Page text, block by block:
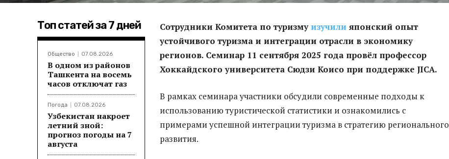
Топ статей за 7 дней
Общество 07.08.2026
В одном из районов
Ташкента на восемь
часов отключат газ
Погода 07.08.2026
Узбекистан накроет
летний зной:
прогноз погоды на 7
августа
Сотрудники Комитета по туризмуизучили японский опыт
устойчивого туризма и интеграции отрасли в экономику
регионов. Семинар 11 сентября 2025 года провёл профессор
Хоккайдского университета Сюдзи Коисо при поддержке JICA.
В рамках семинара участники обсудили современные подходы к
использованию туристической статистики и ознакомились с
примерами успешной интеграции туризма в стратегию регионального
развития.